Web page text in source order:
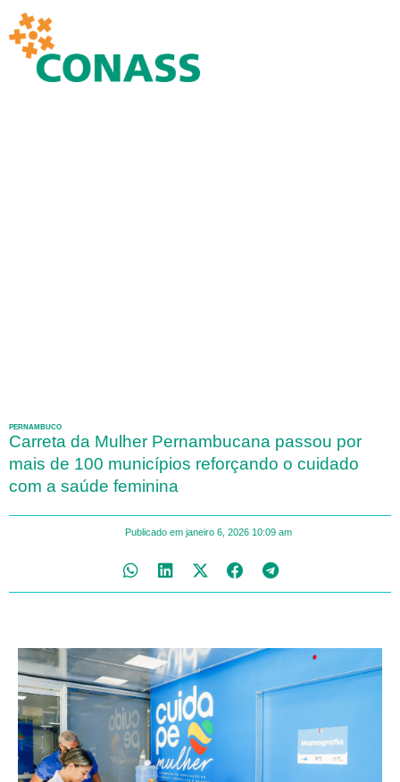
PERNAMBUCO
Carreta da Mulher Pernambucana passou por
mais de 100 municípios reforçando o cuidado
com a saúde feminina
Publicado em janeiro 6, 2026 10:09 am